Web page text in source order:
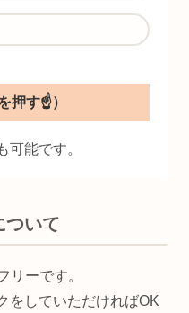
能です。
ついて
リーです。
をしていただければOK